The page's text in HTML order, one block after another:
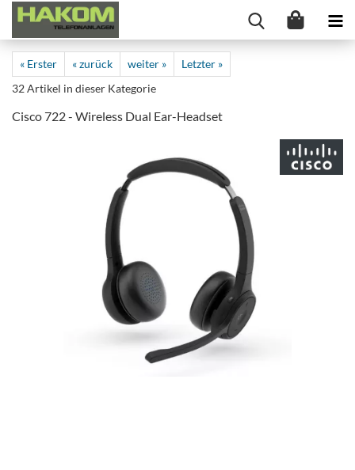
« Erster « zurück weiter »
Letzter »
32Artikel in dieser Kategorie
Cisco 722 - Wireless Dual Ear-Headset